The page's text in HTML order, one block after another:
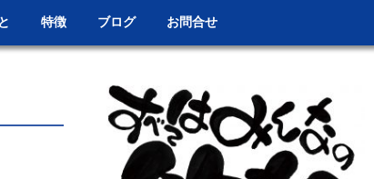
特徴 ブログ お問合せ